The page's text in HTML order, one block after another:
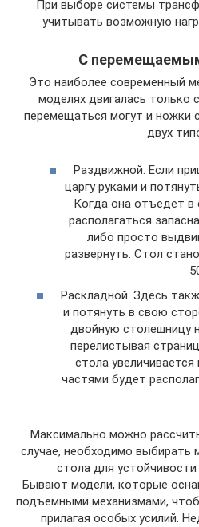
При выборе системы
учитывать возможную
С
Это наиболее современный
моделях двигалась только
перемещаться могут и ножки
двух
Раздвижной. Если
царгу руками и
Когда она отъедет в
располагаться
либо просто
развернуть. Стол
Раскладной. Здесь
и потянуть в свою
двойную столешницу
перелистывая
стола
частями будет
Максимально можно
случае, необходимо выбирать
стола для
Бывают модели, которые
подъемными механизмами,
прилагая особых усилий.